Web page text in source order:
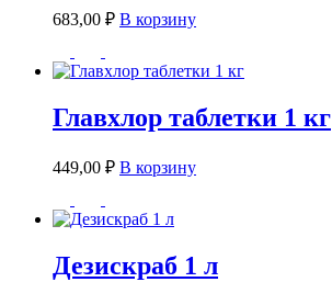
683,00 ₽ В корзину
Главхлор таблетки 1 кг
449,00 ₽ В корзину
Дезискраб 1 л